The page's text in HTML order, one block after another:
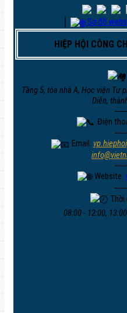
Sơ đồ
HIỆP HỘI CÔNG
Tầng 5, tòa nhà A, Học viện Tư
Diễn,
Điện
Email:
Website:
Thời
08:00 - 12:00,